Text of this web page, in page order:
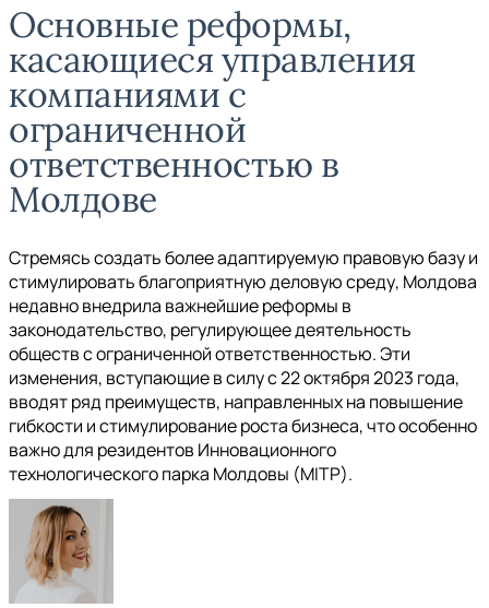
Основные реформы,
касающиеся управления
компаниями с
ограниченной
ответственностью в
Молдове
Стремясь создать более адаптируемую правовую базу и
стимулировать благоприятную деловую среду, Молдова
недавно внедрила важнейшие реформы в
законодательство, регулирующее деятельность
обществ с ограниченной ответственностью. Эти
изменения, вступающие в силу с 22 октября 2023 года,
вводят ряд преимуществ, направленных на повышение
гибкости и стимулирование роста бизнеса, что особенно
важно для резидентов Инновационного
технологического парка Молдовы (MITP).